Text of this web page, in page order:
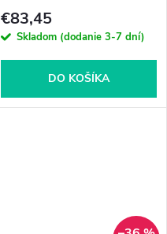
€83,45
Skladom (dodanie 3-7 dní)
DO KOŠÍKA